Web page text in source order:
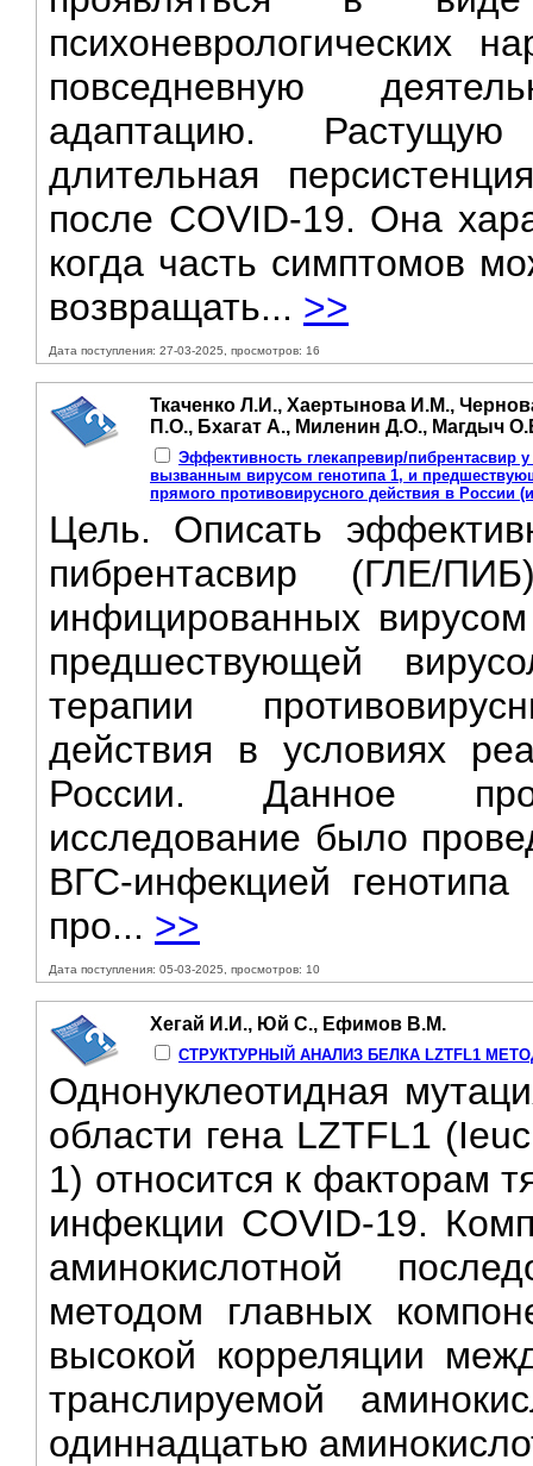
психоневрологических
повседневную
адаптацию. Растущую
длительная
после COVID-19. Она
когда часть симптомов
возвращать... >>
Дата поступления: 27-03-2025, просмотров: 16
Ткаченко Л.И., Хаертынова И.М.,
П.О., Бхагат А., Миленин Д.О., Магдыч
Эффективность глекапревир/пибрентасвир
вызванным вирусом генотипа 1, и
прямого противовирусного действия в России
Цель. Описать
пибрентасвир (ГЛЕ/
инфицированных
предшествующей
терапии
действия в условиях
России. Данное
исследование было
ВГС-инфекцией
про... >>
Дата поступления: 05-03-2025, просмотров: 10
Хегай И.И., Юй С., Ефимов В.М.
СТРУКТУРНЫЙ АНАЛИЗ БЕЛКА LZTFL1
Однонуклеотидная
области гена LZTFL1
1) относится к факторам
инфекции COVID-19.
аминокислотной
методом главных
высокой корреляции
транслируемой
одиннадцатью